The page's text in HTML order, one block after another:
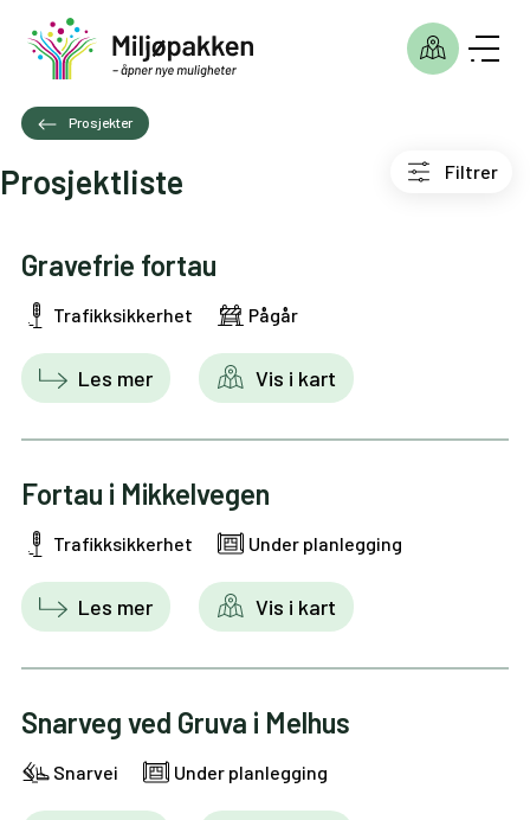
Prosjekter
Prosjektliste Filtrer
Gravefrie fortau
Trafikksikkerhet Pågår
Les mer Vis i kart
Fortau i Mikkelvegen
Trafikksikkerhet Under planlegging
Les mer Vis i kart
Snarveg ved Gruva i Melhus
Snarvei Under planlegging